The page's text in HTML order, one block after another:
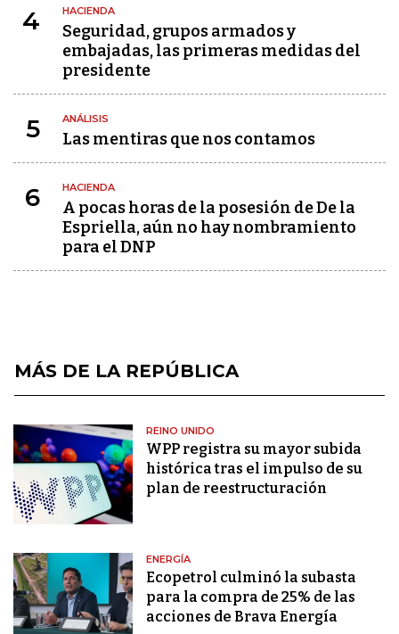
4 HACIENDA
Seguridad, grupos armados y
embajadas, las primeras medidas del
presidente
5 ANÁLISIS
Las mentiras que nos contamos
6 HACIENDA
A pocas horas de la posesión de De la
Espriella, aún no hay nombramiento
para el DNP
MÁS DE LA REPÚBLICA
REINO UNIDO
WPP registra su mayor subida
histórica tras el impulso de su
plan de reestructuración
ENERGÍA
Ecopetrol culminó la subasta
para la compra de 25% de las
acciones de Brava Energía